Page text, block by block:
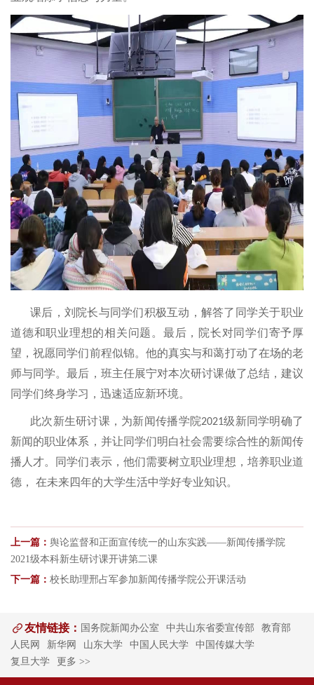
课后，刘院长与同学们积极互动，解答了同学关于职业
道德和职业理想的相关问题。最后，院长对同学们寄予厚
望，祝愿同学们前程似锦。他的真实与和蔼打动了在场的老
师与同学。最后，班主任展宁对本次研讨课做了总结，建议
同学们终身学习，迅速适应新环境。
此次新生研讨课，为新闻传播学院2021级新同学明确了
新闻的职业体系，并让同学们明白社会需要综合性的新闻传
播人才。同学们表示，他们需要树立职业理想，培养职业道
德， 在未来四年的大学生活中学好专业知识。
上一篇： 舆论监督和正面宣传统一的山东实践——新闻传播学院
2021级本科新生研讨课开讲第二课
下一篇： 校长助理邢占军参加新闻传播学院公开课活动
友情链接： 国务院新闻办公室 中共山东省委宣传部
教育部
人民网
新华网 山东大学 中国人民大学
中国传媒大学
复旦大学
更多 >>